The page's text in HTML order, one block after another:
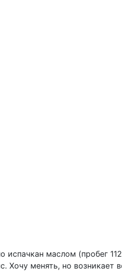
маслом (пробег
менять, но возникает